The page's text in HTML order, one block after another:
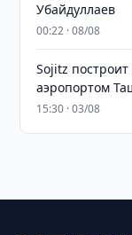
Убайдуллаев
00:22 · 08/08
Sojitz
аэропортом
15:30 · 03/08